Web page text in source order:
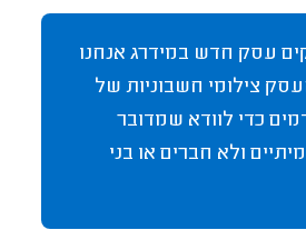
עסק חדש במידרג אנחנו
צילומי חשבוניות של
כדי לוודא שמדובר
ולא חברים או בני